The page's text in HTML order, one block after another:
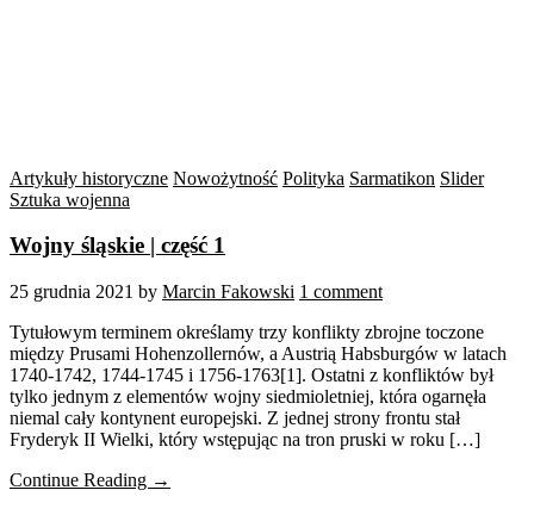
Artykuły historyczne Nowożytność Polityka Sarmatikon Slider
Sztuka wojenna
Wojny śląskie | część 1
25 grudnia 2021 by Marcin Fakowski 1 comment
Tytułowym terminem określamy trzy konflikty zbrojne toczone
między Prusami Hohenzollernów, a Austrią Habsburgów w latach
1740-1742, 1744-1745 i 1756-1763[1]. Ostatni z konfliktów był
tylko jednym z elementów wojny siedmioletniej, która ogarnęła
niemal cały kontynent europejski. Z jednej strony frontu stał
Fryderyk II Wielki, który wstępując na tron pruski w roku […]
Continue Reading →